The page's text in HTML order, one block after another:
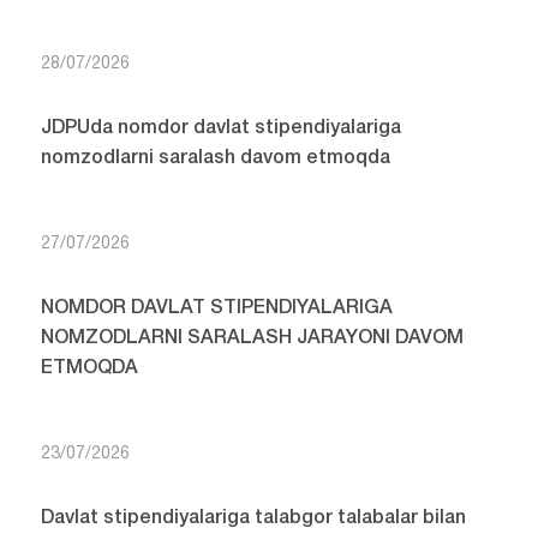
28/07/2026
JDPUda nomdor davlat stipendiyalariga
nomzodlarni saralash davom etmoqda
27/07/2026
NOMDOR DAVLAT STIPENDIYALARIGA
NOMZODLARNI SARALASH JARAYONI DAVOM
ETMOQDA
23/07/2026
Davlat stipendiyalariga talabgor talabalar bilan